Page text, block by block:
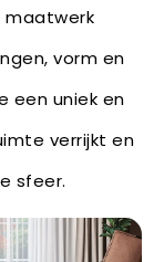
maatwerk
vorm en
een uniek en
verrijkt en
sfeer.